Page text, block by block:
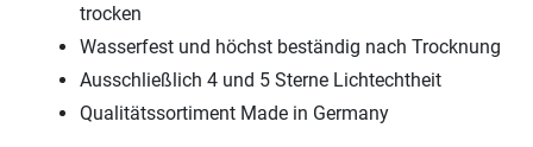
trocken
Wasserfest und höchst beständig nach Trocknung
Ausschließlich 4 und 5 Sterne Lichtechtheit
Qualitätssortiment Made in Germany